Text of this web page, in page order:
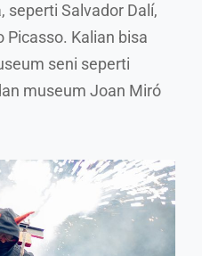
seperti Salvador Dalí,
Picasso. Kalian bisa
seni seperti
museum Joan Miró